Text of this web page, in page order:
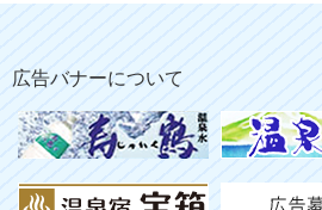
広告バナーについて